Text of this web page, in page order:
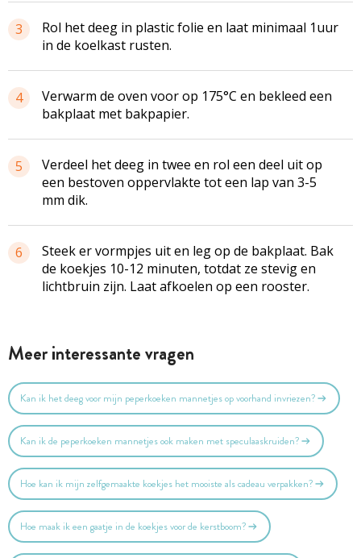
3
Rol het deeg in plastic folie en laat minimaal 1uur
in de koelkast rusten.
4
Verwarm de oven voor op 175°C en bekleed een
bakplaat met bakpapier.
5
Verdeel het deeg in twee en rol een deel uit op
een bestoven oppervlakte tot een lap van 3-5
mm dik.
6
Steek er vormpjes uit en leg op de bakplaat. Bak
de koekjes 10-12 minuten, totdat ze stevig en
lichtbruin zijn. Laat afkoelen op een rooster.
Meer interessante vragen
Kan ik het deeg voor mijn peperkoeken mannetjes op voorhand invriezen?
Kan ik de peperkoeken mannetjes ook maken met speculaaskruiden?
Hoe kan ik mijn zelfgemaakte koekjes het mooiste als cadeau verpakken?
Hoe maak ik een gaatje in de koekjes voor de kerstboom?